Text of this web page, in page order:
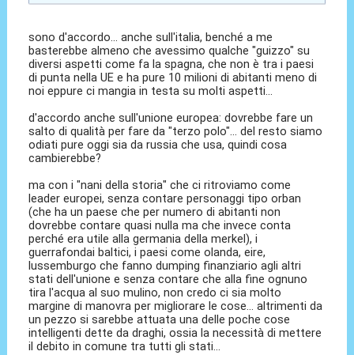
sono d'accordo... anche sull'italia, benché a me
basterebbe almeno che avessimo qualche "guizzo" su
diversi aspetti come fa la spagna, che non è tra i paesi
di punta nella UE e ha pure 10 milioni di abitanti meno di
noi eppure ci mangia in testa su molti aspetti...
d'accordo anche sull'unione europea: dovrebbe fare un
salto di qualità per fare da "terzo polo"... del resto siamo
odiati pure oggi sia da russia che usa, quindi cosa
cambierebbe?
ma con i "nani della storia" che ci ritroviamo come
leader europei, senza contare personaggi tipo orban
(che ha un paese che per numero di abitanti non
dovrebbe contare quasi nulla ma che invece conta
perché era utile alla germania della merkel), i
guerrafondai baltici, i paesi come olanda, eire,
lussemburgo che fanno dumping finanziario agli altri
stati dell'unione e senza contare che alla fine ognuno
tira l'acqua al suo mulino, non credo ci sia molto
margine di manovra per migliorare le cose... altrimenti da
un pezzo si sarebbe attuata una delle poche cose
intelligenti dette da draghi, ossia la necessità di mettere
il debito in comune tra tutti gli stati...